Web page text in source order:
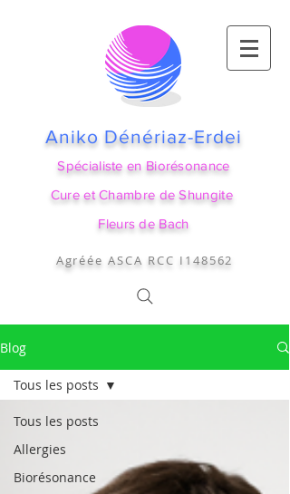
Aniko Dénériaz-Erdei
Spécialiste en Biorésonance
Cure et Chambre de Shungite
Fleurs de Bach
Agréée ASCA RCC I148562
Blog
Tous les posts
Allergies
Biorésonance
Tous les posts